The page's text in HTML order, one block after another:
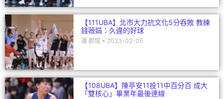
【111UBA】北市大力抗文化5分吞敗 教練
錢薇娟：久違的好球
潘 郡瑤 2023-02-05
【108UBA】陳亭安11投11中百分百 成大
「雙核心」畢業年最後連線